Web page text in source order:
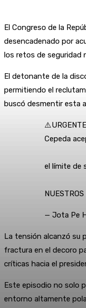
El Congreso de la
desencadenado por
los retos de seguridad
El detonante de la
permitiendo el
buscó desmentir esta
Cepeda
el límite de
— Jota Pe
La tensión alcanzó su
fractura en el decoro
críticas hacia el
Este episodio no solo
entorno altamente